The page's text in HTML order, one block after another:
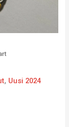
, Uusi 2024